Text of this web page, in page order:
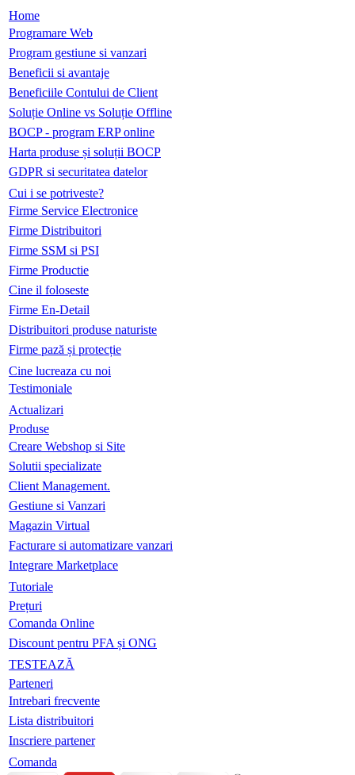
Home
Programare Web
Program gestiune si vanzari
Beneficii si avantaje
Beneficiile Contului de Client
Soluție Online vs Soluție Offline
BOCP - program ERP online
Harta produse și soluții BOCP
GDPR si securitatea datelor
Cui i se potriveste?
Firme Service Electronice
Firme Distribuitori
Firme SSM si PSI
Firme Productie
Cine il foloseste
Firme En-Detail
Distribuitori produse naturiste
Firme pază și protecție
Cine lucreaza cu noi
Testimoniale
Actualizari
Produse
Creare Webshop si Site
Solutii specializate
Client Management.
Gestiune si Vanzari
Magazin Virtual
Facturare si automatizare vanzari
Integrare Marketplace
Tutoriale
Prețuri
Comanda Online
Discount pentru PFA și ONG
TESTEAZĂ
Parteneri
Intrebari frecvente
Lista distribuitori
Inscriere partener
Comanda